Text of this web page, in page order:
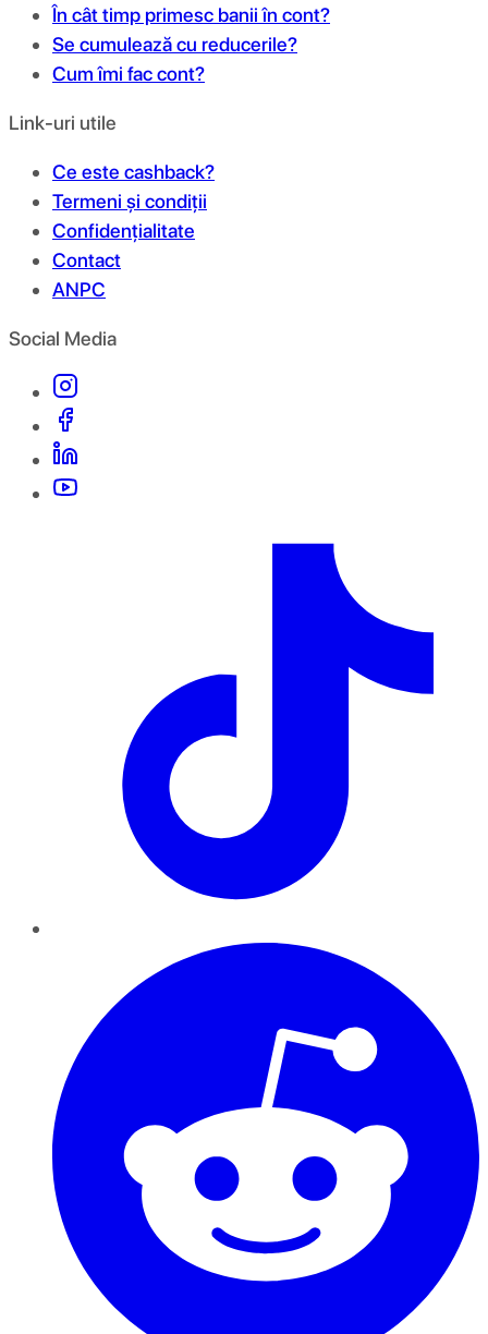
În cât timp primesc banii în cont?
Se cumulează cu reducerile?
Cum îmi fac cont?
Link-uri utile
Ce este cashback?
Termeni și condiții
Confidențialitate
Contact
ANPC
Social Media